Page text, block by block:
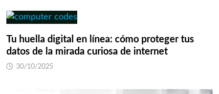
Tu huella digital en línea: cómo proteger tus
datos de la mirada curiosa de internet
30/10/2025